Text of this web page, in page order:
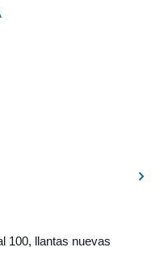
100, llantas nuevas